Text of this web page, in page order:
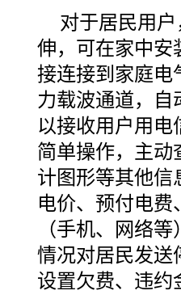
对于居民用
伸，可在家中安
接连接到家庭电
力载波通道，
以接收用户用
简单操作，主动
计图形等其他信
电价、预付电
（手机、网络
情况对居民发送
设置欠费、违约